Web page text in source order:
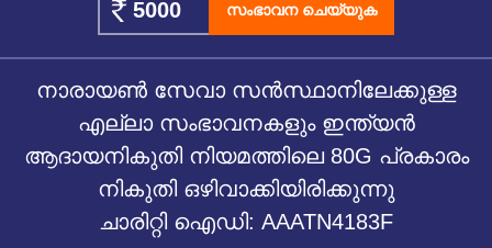
സംഭാവന ചെയ്യുക
നാരായൺ സേവാ സൻസ്ഥാനിലേക്കുള്ള
എല്ലാ സംഭാവനകളും ഇന്ത്യൻ
ആദായനികുതി നിയമത്തിലെ 80G പ്രകാരം
നികുതി ഒഴിവാക്കിയിരിക്കുന്നു
ചാരിറ്റി ഐഡി: AAATN4183F